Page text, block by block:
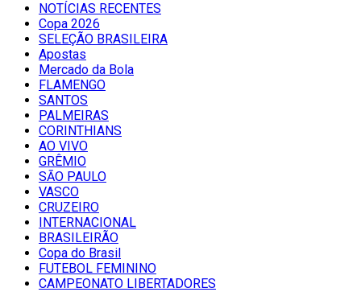
NOTÍCIAS RECENTES
Copa 2026
SELEÇÃO BRASILEIRA
Apostas
Mercado da Bola
FLAMENGO
SANTOS
PALMEIRAS
CORINTHIANS
AO VIVO
GRÊMIO
SĀO PAULO
VASCO
CRUZEIRO
INTERNACIONAL
BRASILEIRÃO
Copa do Brasil
FUTEBOL FEMININO
CAMPEONATO LIBERTADORES